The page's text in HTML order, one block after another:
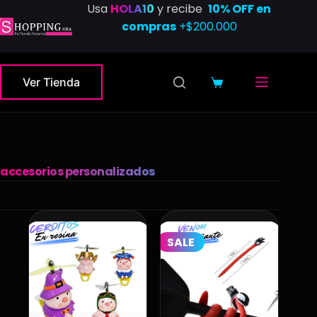
al
Usa HOLA10 y recibe10% OFF en
compras+$200.000
Ver Tienda
Carro
accesorios personalizados
SALE